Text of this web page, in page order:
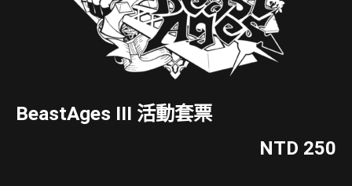
BeastAges III 活動套票
NTD 250